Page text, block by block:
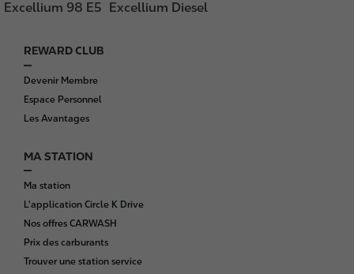
Excellium 98 E5 Excellium Diesel
F
o
o
t
r
REWARD CLUB
Devenir Membre
Espace Personnel
Les Avantages
MA STATION
Ma station
L'application Circle K Drive
Nos offres CARWASH
Prix des carburants
Trouver une station service